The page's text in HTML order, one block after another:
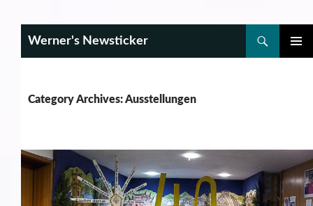
Werner's Newsticker
Category Archives: Ausstellungen